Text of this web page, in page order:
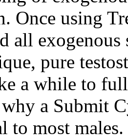
Once using
all exogenous
pure
a while to
a Submit
to most males.